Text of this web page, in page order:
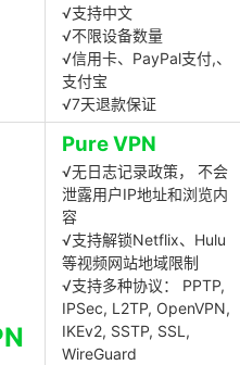
√支持中文
√不限设备数量
√信用卡、PayPal支付,、
支付宝
√7天退款保证
Pure VPN
√无日志记录政策， 不会
泄露用户IP地址和浏览内
容
√支持解锁Netflix、Hulu
等视频网站地域限制
√支持多种协议： PPTP,
IPSec, L2TP, OpenVPN,
IKEv2, SSTP, SSL,
WireGuard